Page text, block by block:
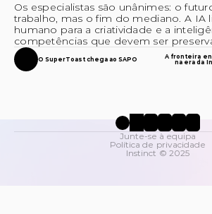
Os especialistas são unânimes: o
trabalho, mas o fim do mediano. A IA
humano para a criatividade e a
competências que devem ser
O SuperToast chega ao SAPO
A fronteira
na era da
Instinct © 2025
Junte-se à equipa
Política de privacidade